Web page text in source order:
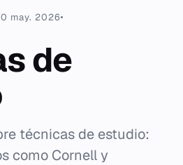
may. 2026
de
técnicas de estudio:
como Cornell y